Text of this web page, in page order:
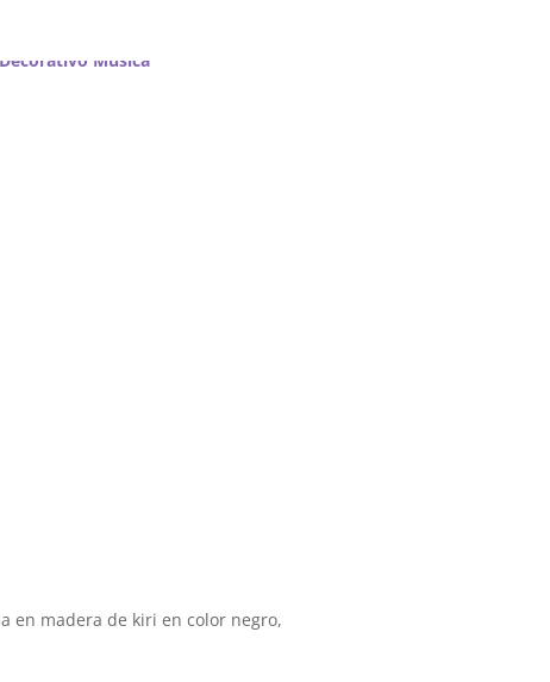
en madera de kiri en color negro,